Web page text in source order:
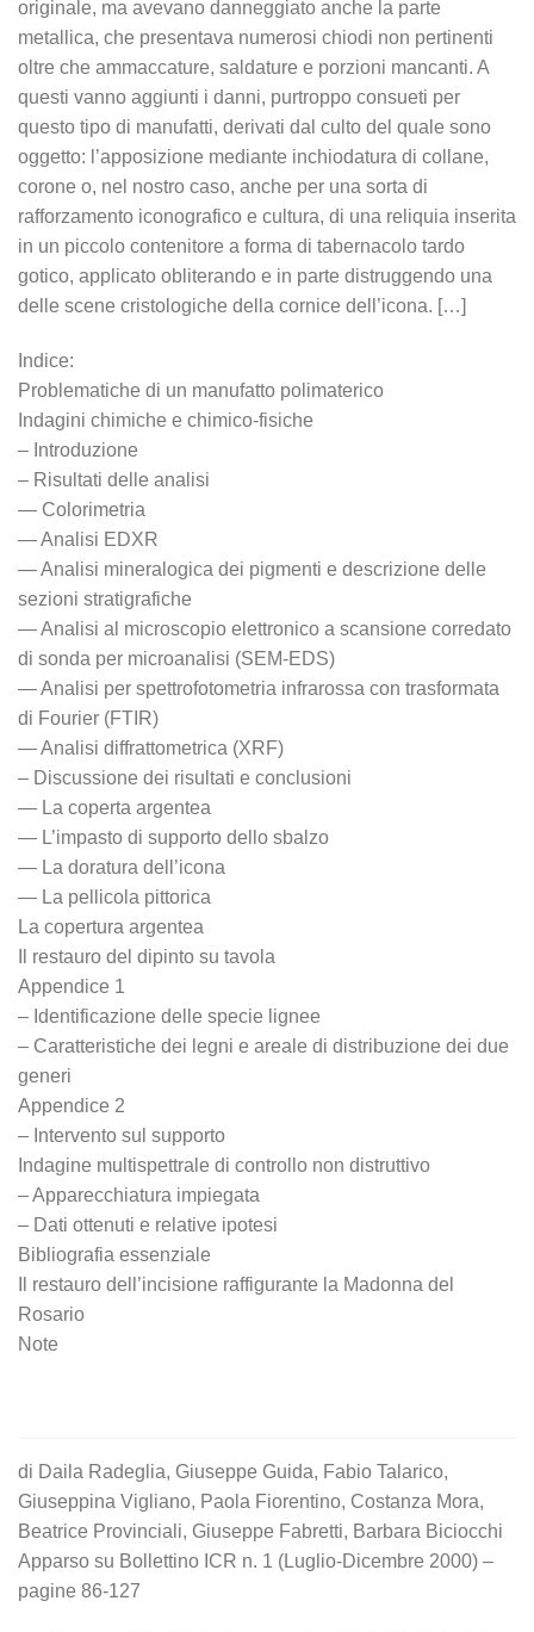
originale, ma avevano danneggiato anche la parte
metallica, che presentava numerosi chiodi non pertinenti
oltre che ammaccature, saldature e porzioni mancanti. A
questi vanno aggiunti i danni, purtroppo consueti per
questo tipo di manufatti, derivati dal culto del quale sono
oggetto: l’apposizione mediante inchiodatura di collane,
corone o, nel nostro caso, anche per una sorta di
rafforzamento iconografico e cultura, di una reliquia inserita
in un piccolo contenitore a forma di tabernacolo tardo
gotico, applicato obliterando e in parte distruggendo una
delle scene cristologiche della cornice dell’icona. […]
Indice:
Problematiche di un manufatto polimaterico
Indagini chimiche e chimico-fisiche
– Introduzione
– Risultati delle analisi
— Colorimetria
— Analisi EDXR
— Analisi mineralogica dei pigmenti e descrizione delle
sezioni stratigrafiche
— Analisi al microscopio elettronico a scansione corredato
di sonda per microanalisi (SEM-EDS)
— Analisi per spettrofotometria infrarossa con trasformata
di Fourier (FTIR)
— Analisi diffrattometrica (XRF)
– Discussione dei risultati e conclusioni
— La coperta argentea
— L’impasto di supporto dello sbalzo
— La doratura dell’icona
— La pellicola pittorica
La copertura argentea
Il restauro del dipinto su tavola
Appendice 1
– Identificazione delle specie lignee
– Caratteristiche dei legni e areale di distribuzione dei due
generi
Appendice 2
– Intervento sul supporto
Indagine multispettrale di controllo non distruttivo
– Apparecchiatura impiegata
– Dati ottenuti e relative ipotesi
Bibliografia essenziale
Il restauro dell’incisione raffigurante la Madonna del
Rosario
Note
di Daila Radeglia, Giuseppe Guida, Fabio Talarico,
Giuseppina Vigliano, Paola Fiorentino, Costanza Mora,
Beatrice Provinciali, Giuseppe Fabretti, Barbara Biciocchi
Apparso su Bollettino ICR n. 1 (Luglio-Dicembre 2000) –
pagine 86-127